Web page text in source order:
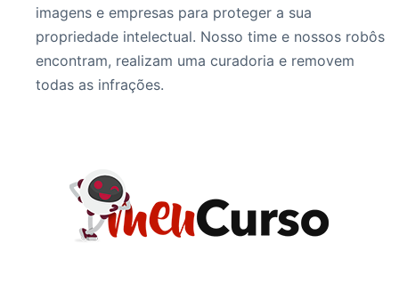
imagens e empresas para proteger a sua
propriedade intelectual. Nosso time e nossos robôs
encontram, realizam uma curadoria e removem
todas as infrações.